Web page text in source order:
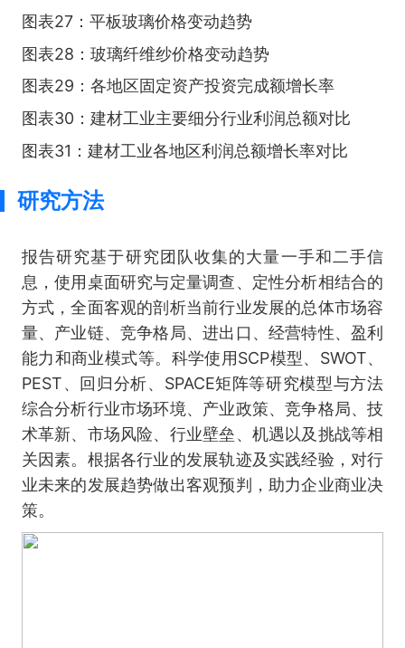
图表27：平板玻璃价格变动趋势
图表28：玻璃纤维纱价格变动趋势
图表29：各地区固定资产投资完成额增长率
图表30：建材工业主要细分行业利润总额对比
图表31：建材工业各地区利润总额增长率对比
研究方法
报告研究基于研究团队收集的大量一手和二手信
息，使用桌面研究与定量调查、定性分析相结合的
方式，全面客观的剖析当前行业发展的总体市场容
量、产业链、竞争格局、进出口、经营特性、盈利
能力和商业模式等。科学使用SCP模型、SWOT、
PEST、回归分析、SPACE矩阵等研究模型与方法
综合分析行业市场环境、产业政策、竞争格局、技
术革新、市场风险、行业壁垒、机遇以及挑战等相
关因素。根据各行业的发展轨迹及实践经验，对行
业未来的发展趋势做出客观预判，助力企业商业决
策。